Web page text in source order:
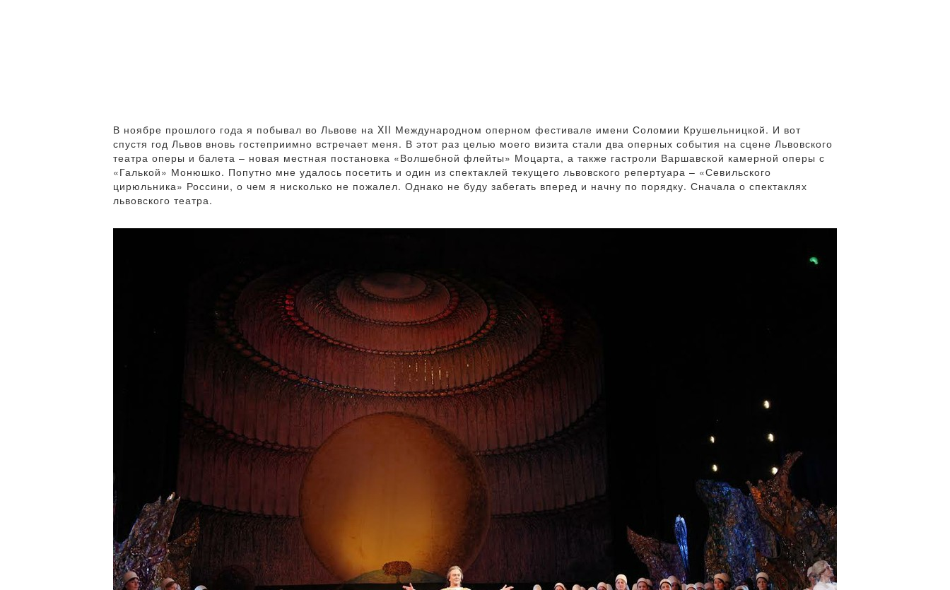
В ноябре прошлого года я побывал во Львове на XII Международном оперном фестивале имени Соломии Крушельницкой. И вот
спустя год Львов вновь гостеприимно встречает меня. В этот раз целью моего визита стали два оперных события на сцене Львовского
театра оперы и балета – новая местная постановка «Волшебной флейты» Моцарта, а также гастроли Варшавской камерной оперы с
«Галькой» Монюшко. Попутно мне удалось посетить и один из спектаклей текущего львовского репертуара – «Севильского
цирюльника» Россини, о чем я нисколько не пожалел. Однако не буду забегать вперед и начну по порядку. Сначала о спектаклях
львовского театра.